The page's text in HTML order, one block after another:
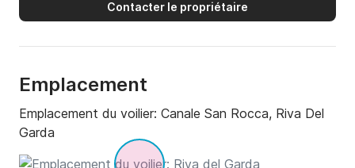
Contacter le propriétaire
Emplacement
Emplacement du voilier: Canale San Rocca, Riva Del
Garda